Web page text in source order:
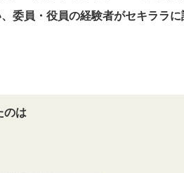
委員・役員の経験者がセキララ
のは